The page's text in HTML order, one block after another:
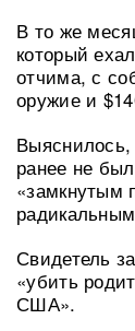
В то же
который
отчима, с
оружие и
ранее не
«замкнутым
Свидетель
«убить
США».